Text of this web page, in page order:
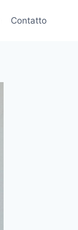
Contatto